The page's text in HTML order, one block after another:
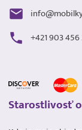
+421 903
Starostlivosť